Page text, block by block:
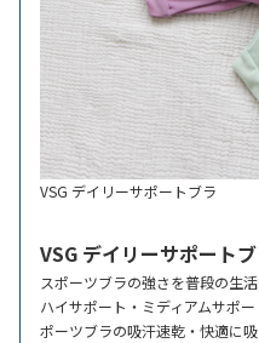
VSG デイリーサポートブラ
VSG デイリーサポート
スポーツブラの強さを普段の生活
ハイサポート・ミディアムサポ
ポーツブラの吸汗速乾・快適に